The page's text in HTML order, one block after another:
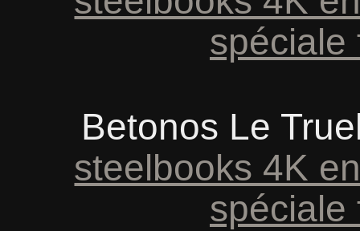
spéciale
Betonos Le
steelbooks 4K
spéciale